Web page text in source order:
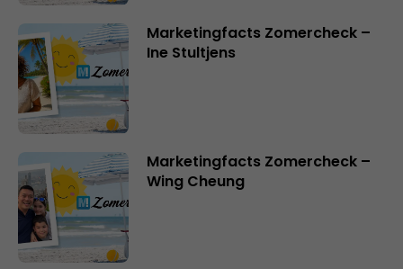
Marketingfacts Zomercheck –
Ine Stultjens
Marketingfacts Zomercheck –
Wing Cheung